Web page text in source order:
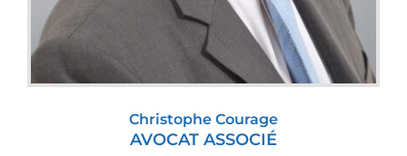
Christophe Courage
AVOCAT ASSOCIÉ